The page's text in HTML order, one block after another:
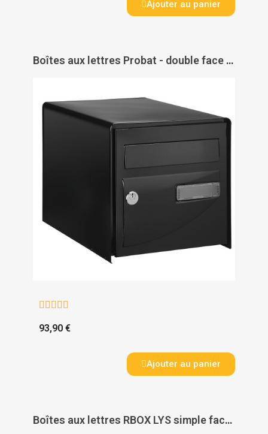
Ajouter au panier
Boîtes aux lettres Probat - double face - L 302 x H 300 x P 410 mm - DECAYEUX
    
93,90 €
Ajouter au panier
Boîtes aux lettres RBOX LYS simple face - DECAYEUX